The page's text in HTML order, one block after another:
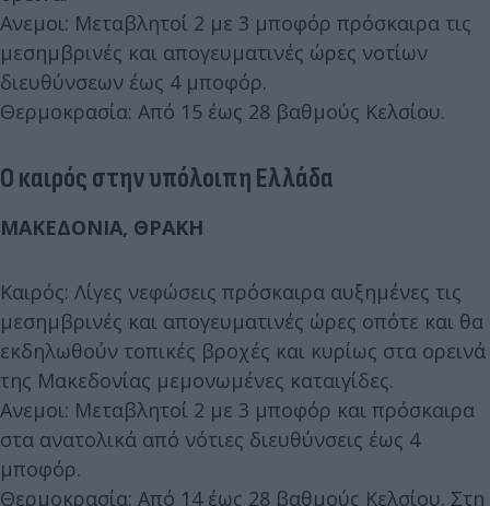
Ανεμοι: Μεταβλητοί 2 με 3 μποφόρ πρόσκαιρα τις
μεσημβρινές και απογευματινές ώρες νοτίων
διευθύνσεων έως 4 μποφόρ.
Θερμοκρασία: Από 15 έως 28 βαθμούς Κελσίου.
Ο καιρός στην υπόλοιπη Ελλάδα
ΜΑΚΕΔΟΝΙΑ, ΘΡΑΚΗ
Καιρός: Λίγες νεφώσεις πρόσκαιρα αυξημένες τις
μεσημβρινές και απογευματινές ώρες οπότε και θα
εκδηλωθούν τοπικές βροχές και κυρίως στα ορεινά
της Μακεδονίας μεμονωμένες καταιγίδες.
Ανεμοι: Μεταβλητοί 2 με 3 μποφόρ και πρόσκαιρα
στα ανατολικά από νότιες διευθύνσεις έως 4
μποφόρ.
Θερμοκρασία: Από 14 έως 28 βαθμούς Κελσίου. Στη